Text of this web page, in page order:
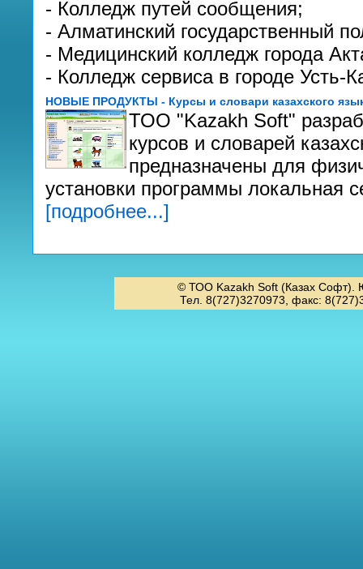
- Колледж путей сообщения;
- Алматинский государственный
- Медицинский колледж города
- Колледж сервиса в городе Усть-
НОВЫЕ ПРОДУКТЫ - Курсы и словари казахского
ТОО "Kazakh Soft"
курсов и словарей
предназначены для
установки программы локальная
[подробнее...]
© ТОО Kazakh Soft (Казах Софт).
Тел. 8(727)3270973, факс: